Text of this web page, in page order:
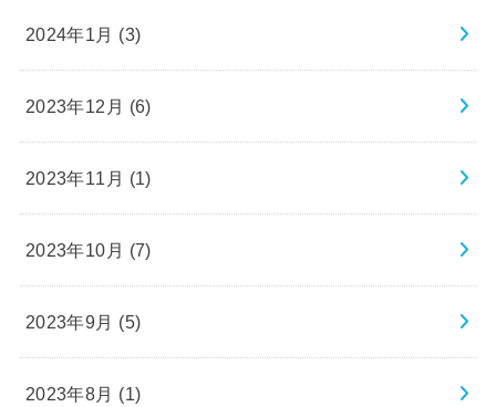
2024年1月 (3)
2023年12月 (6)
2023年11月 (1)
2023年10月 (7)
2023年9月 (5)
2023年8月 (1)